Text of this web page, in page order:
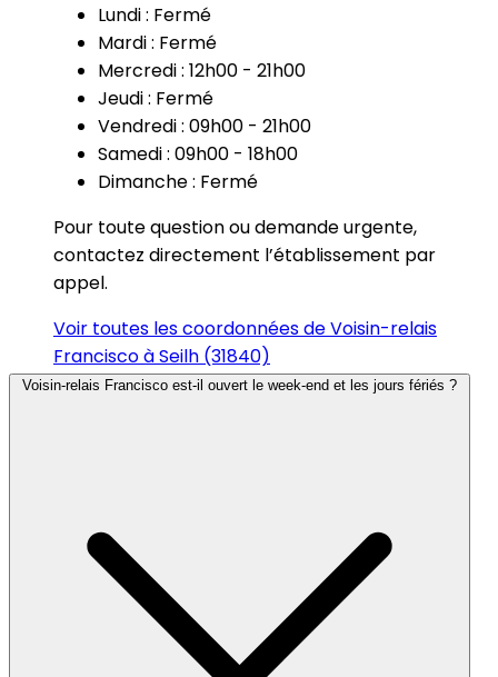
Lundi : Fermé
Mardi : Fermé
Mercredi : 12h00 - 21h00
Jeudi : Fermé
Vendredi : 09h00 - 21h00
Samedi : 09h00 - 18h00
Dimanche : Fermé
Pour toute question ou demande urgente,
contactez directement l’établissement par
appel.
Voir toutes les coordonnées de Voisin-relais
Francisco à Seilh (31840)
Voisin-relais Francisco est-il ouvert le week-end et les jours fériés ?